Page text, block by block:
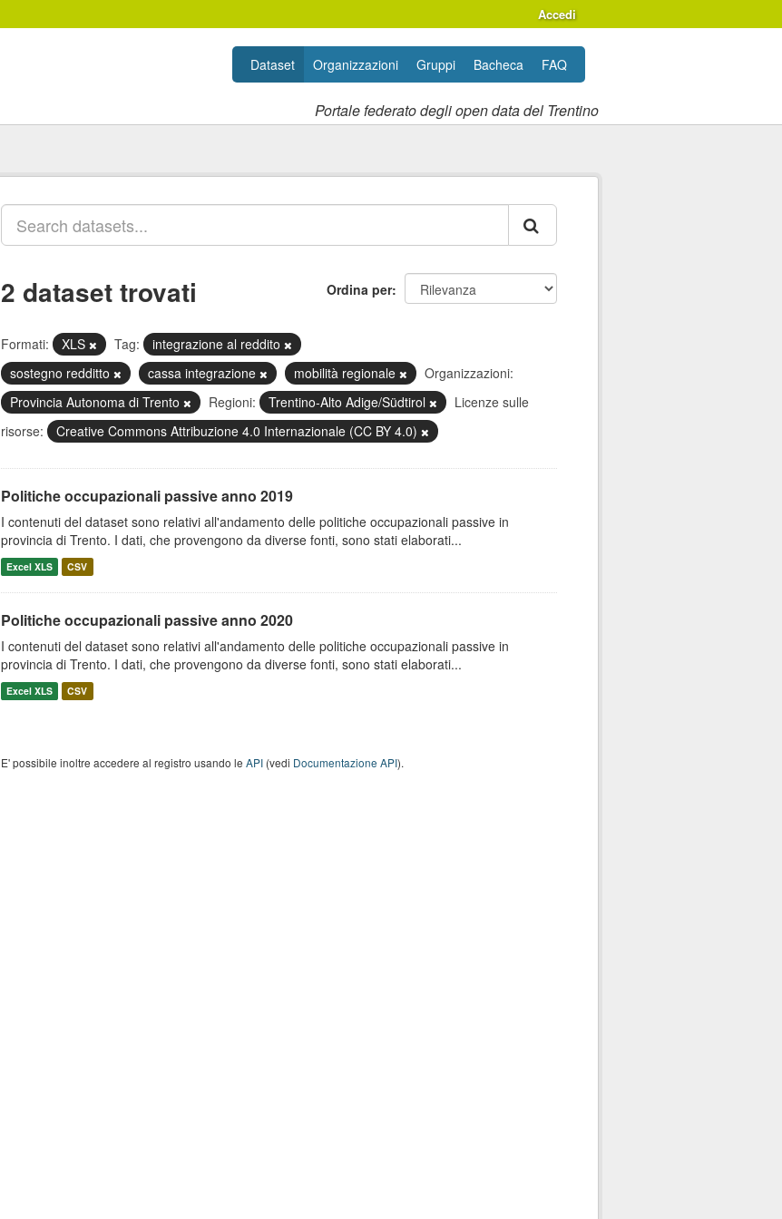
Accedi
Portale federato degli open data del Trentino
Dataset Organizzazioni Gruppi Bacheca FAQ
Ordina per
2 dataset trovati
Formati: XLS Tag:
integrazione al reddito
sostegno redditto
cassa integrazione mobilità regionale
Organizzazioni:
Provincia Autonoma di Trento
Regioni: Trentino-Alto Adige/Südtirol
Licenze sulle
risorse:
Creative Commons Attribuzione 4.0 Internazionale (CC BY 4.0)
Politiche occupazionali passive anno 2019
I contenuti del dataset sono relativi all'andamento delle politiche occupazionali passive in
provincia di Trento. I dati, che provengono da diverse fonti, sono stati elaborati...
Excel XLS CSV
Politiche occupazionali passive anno 2020
I contenuti del dataset sono relativi all'andamento delle politiche occupazionali passive in
provincia di Trento. I dati, che provengono da diverse fonti, sono stati elaborati...
Excel XLS CSV
E' possibile inoltre accedere al registro usando le API(vedi Documentazione API).